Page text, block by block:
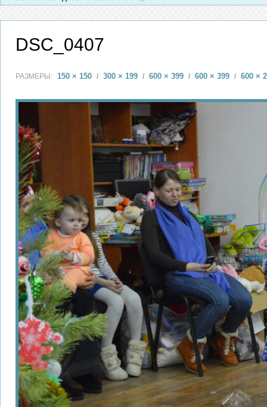
DSC_0407
РАЗМЕРЫ: 150 × 150 / 300 × 199 / 600 × 399 / 600 × 399 / 600 ×